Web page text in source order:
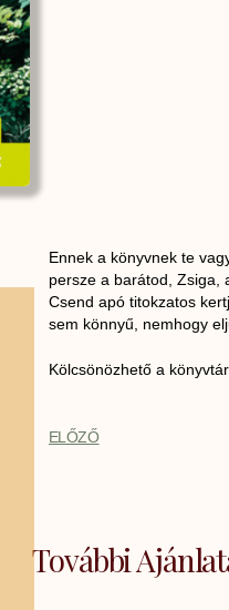
Ennek a könyvnek te
persze a barátod, Zsiga,
Csend apó titokzatos
sem könnyű, nemhogy
Kölcsönözhető a
ELŐZŐ
További